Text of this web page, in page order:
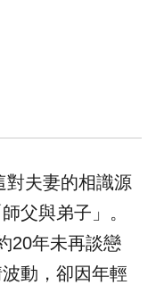
對夫妻的相識源
父與弟子」。
20年未再談戀
動，卻因年輕